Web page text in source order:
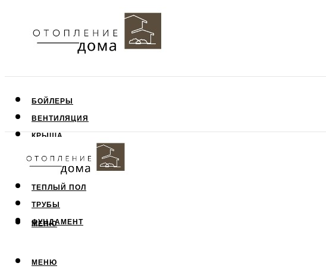
БОЙЛЕРЫ
ВЕНТИЛЯЦИЯ
КРЫША
СТЕНЫ
ТЕПЛЫЙ ПОЛ
ТРУБЫ
ФУНДАМЕНТ
МЕНЮ
МЕНЮ